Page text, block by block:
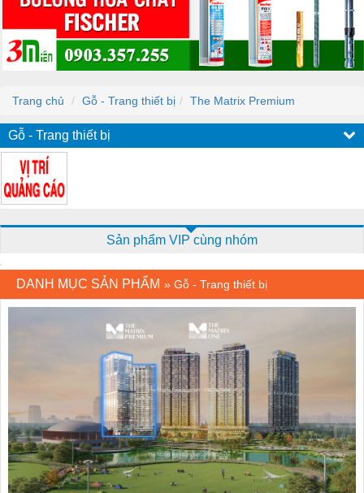
Trang chủ Gỗ - Trang thiết bị The Matrix Premium
Gỗ - Trang thiết bị
Sản phẩm VIP cùng nhóm
DANH MỤC SẢN PHẨM » Gỗ - Trang thiết bị